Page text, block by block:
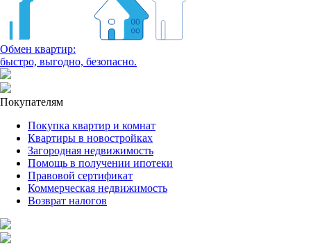
Обмен квартир:
быстро, выгодно, безопасно.
Покупателям
Покупка квартир и комнат
Квартиры в новостройках
Загородная недвижимость
Помощь в получении ипотеки
Правовой сертификат
Коммерческая недвижимость
Возврат налогов